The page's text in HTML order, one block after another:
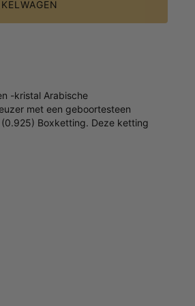
-kristal Arabische
met een geboortesteen
Boxketting. Deze ketting